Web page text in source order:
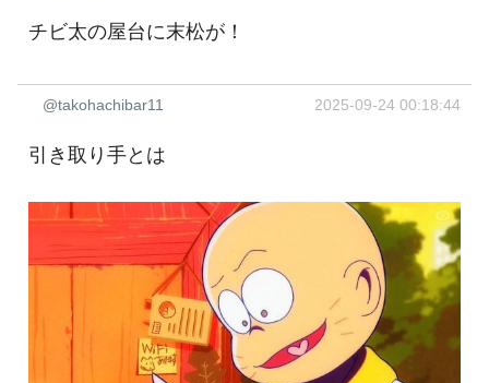
チビ太の屋台に末松が！
@takohachibar11 2025-09-24 00:18:44
引き取り手とは